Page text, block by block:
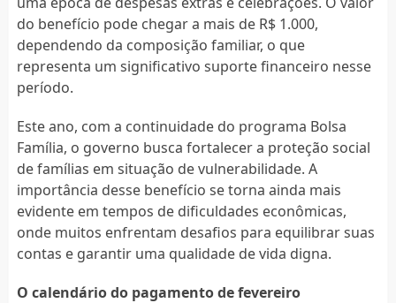
do benefício pode chegar a mais de R$ 1.000,
dependendo da composição familiar, o que
representa um significativo suporte financeiro nesse
período.
Este ano, com a continuidade do programa Bolsa
Família, o governo busca fortalecer a proteção social
de famílias em situação de vulnerabilidade. A
importância desse benefício se torna ainda mais
evidente em tempos de dificuldades econômicas,
onde muitos enfrentam desafios para equilibrar suas
contas e garantir uma qualidade de vida digna.
O calendário do pagamento de fevereiro